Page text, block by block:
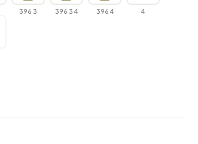
396 3 396 3 4 396 4 4